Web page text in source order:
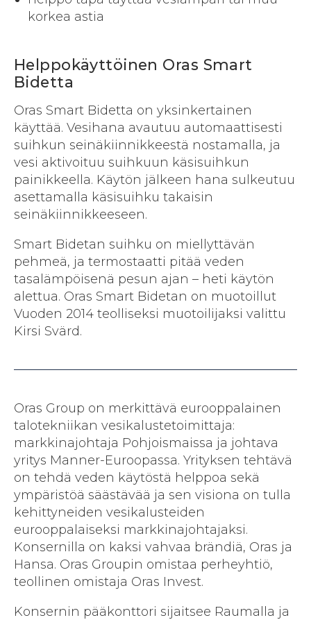
korkea astia
Helppokäyttöinen Oras Smart
Bidetta
Oras Smart Bidetta on yksinkertainen
käyttää. Vesihana avautuu automaattisesti
suihkun seinäkiinnikkeestä nostamalla, ja
vesi aktivoituu suihkuun käsisuihkun
painikkeella. Käytön jälkeen hana sulkeutuu
asettamalla käsisuihku takaisin
seinäkiinnikkeeseen.
Smart Bidetan suihku on miellyttävän
pehmeä, ja termostaatti pitää veden
tasalämpöisenä pesun ajan – heti käytön
alettua. Oras Smart Bidetan on muotoillut
Vuoden 2014 teolliseksi muotoilijaksi valittu
Kirsi Svärd.
Oras Group on merkittävä eurooppalainen
talotekniikan vesikalustetoimittaja:
markkinajohtaja Pohjoismaissa ja johtava
yritys Manner-Euroopassa. Yrityksen tehtävä
on tehdä veden käytöstä helppoa sekä
ympäristöä säästävää ja sen visiona on tulla
kehittyneiden vesikalusteiden
eurooppalaiseksi markkinajohtajaksi.
Konsernilla on kaksi vahvaa brändiä, Oras ja
Hansa. Oras Groupin omistaa perheyhtiö,
teollinen omistaja Oras Invest.
Konsernin pääkonttori sijaitsee Raumalla ja